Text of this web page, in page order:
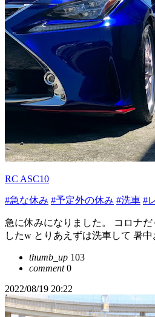
RC ASC10
#急な休み #予定外の休み #洗車 #
急に休みになりました。 コロナ
したw とりあえずは洗車して 暑中
thumb_up 103
comment0
2022/08/19 20:22